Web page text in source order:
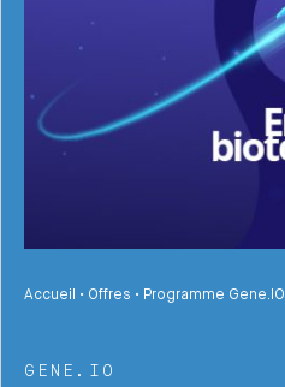
Accueil • Offres • Programme Gene.IO
GENE.IO